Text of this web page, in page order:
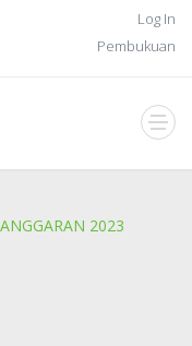
Log In
Pembukuan
2023